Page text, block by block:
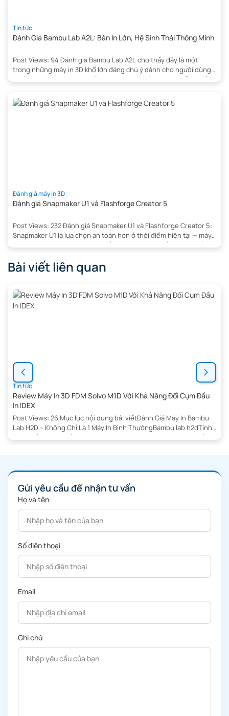
Tin tức
Đánh Giá Bambu Lab A2L: Bàn In Lớn, Hệ Sinh Thái Thông Minh
Post Views: 94 Đánh giá Bambu Lab A2L cho thấy đây là một
trong những máy in 3D khổ lớn đáng chú ý dành cho người dùng
phổ thông hiện nay. Với khả năng vận hành ổn định và hỗ trợ tốt
Đánh giá máy in 3D
Đánh giá Snapmaker U1 và Flashforge Creator 5
Post Views: 232 Đánh giá Snapmaker U1 và Flashforge Creator 5:
Snapmaker U1 là lựa chọn an toàn hơn ở thời điểm hiện tại — máy
đã được bán chính thức, có nhiều đánh giá thực tế từ cộng đồng
Flashforge Creator 5 lại […]
Bài viết liên quan
Tin tức
Review Máy In 3D FDM Solvo M1D Với Khả Năng Đổi Cụm Đầu
In IDEX
Post Views: 26 Mục lục nội dung bài viếtĐánh Giá Máy In Bambu
Lab H2D – Không Chỉ Là 1 Máy In Bình ThườngBambu lab h2dTính
năng nổi bậtHệ thống tự động hóa thông minhBambu labChiến
Gửi yêu cầu để nhận tư vấn
Họ và tên
Số điện thoại
Email
Ghi chú